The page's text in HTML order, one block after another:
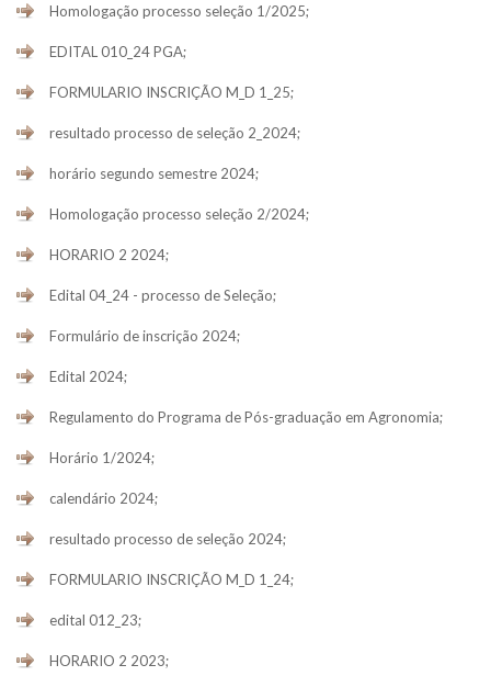
Homologação processo seleção 1/2025;
EDITAL 010_24 PGA;
FORMULARIO INSCRIÇÃO M_D 1_25;
resultado processo de seleção 2_2024;
horário segundo semestre 2024;
Homologação processo seleção 2/2024;
HORARIO 2 2024;
Edital 04_24 - processo de Seleção;
Formulário de inscrição 2024;
Edital 2024;
Regulamento do Programa de Pós-graduação em Agronomia;
Horário 1/2024;
calendário 2024;
resultado processo de seleção 2024;
FORMULARIO INSCRIÇÃO M_D 1_24;
edital 012_23;
HORARIO 2 2023;